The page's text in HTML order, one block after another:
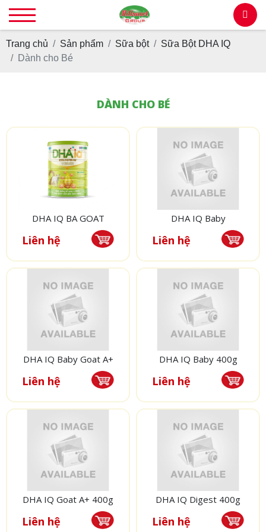
Trang chủ Sản phẩm Sữa bột
Sữa Bột DHA IQ
Dành cho Bé
DÀNH CHO BÉ
DHA IQ BA GOAT
Liên hệ
DHA IQ Baby
Liên hệ
DHA IQ Baby Goat A+
Liên hệ
DHA IQ Baby 400g
Liên hệ
DHA IQ Goat A+ 400g
Liên hệ
DHA IQ Digest 400g
Liên hệ